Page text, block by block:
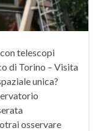
telescopi
di Torino – Visita
unica?
osservare